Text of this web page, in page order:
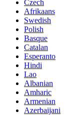
Czech
Afrikaans
Swedish
Polish
Basque
Catalan
Esperanto
Hindi
Lao
Albanian
Amharic
Armenian
Azerbaijani